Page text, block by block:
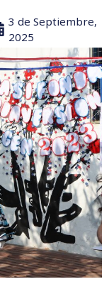
3 de Septiembre,
2025